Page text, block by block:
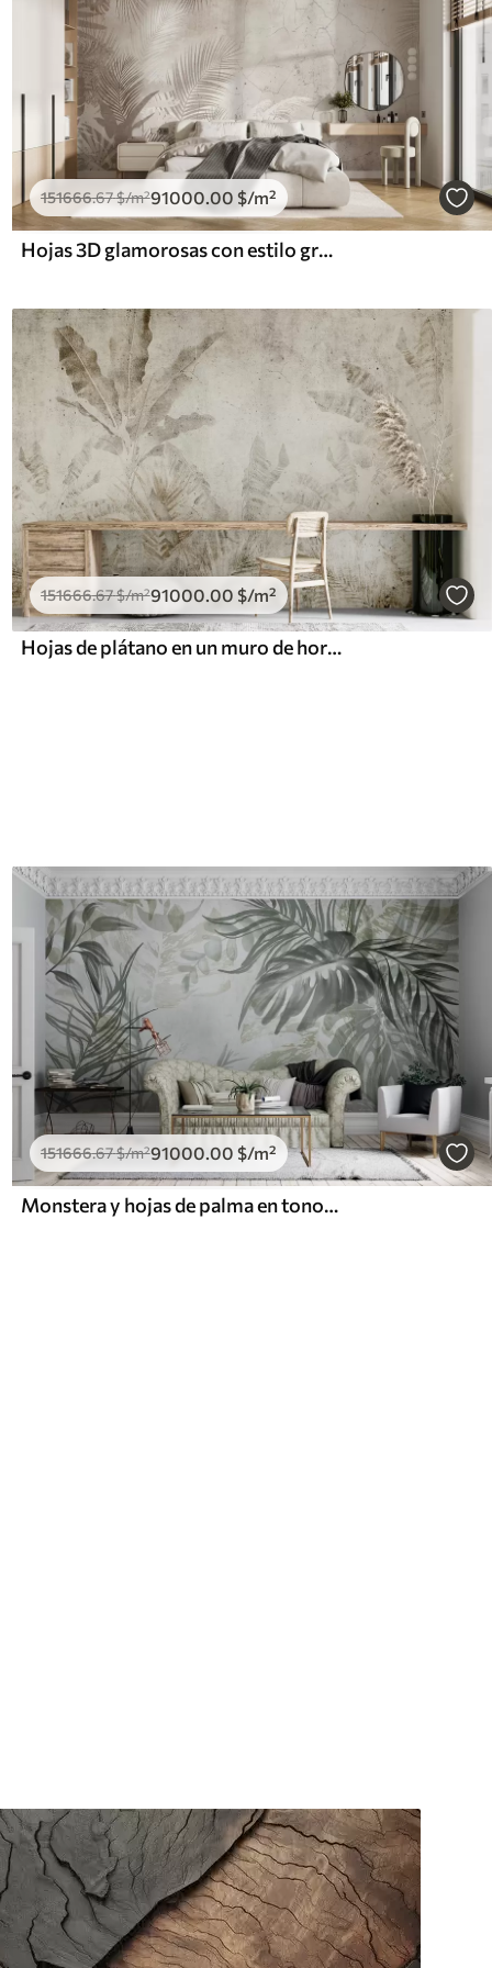
151666.67$/m²91000 .00 $/m²
Hojas 3D glamorosas con estilo grunge
151666.67$/m²91000.00 $/m²
Hojas de plátano en un muro de hormigón
151666.67$/m²91000.00 $/m²
Monstera y hojas de palma en tonos de verde y gris, botánico, follaje tropical, plantas de la selva, fondo texturizado